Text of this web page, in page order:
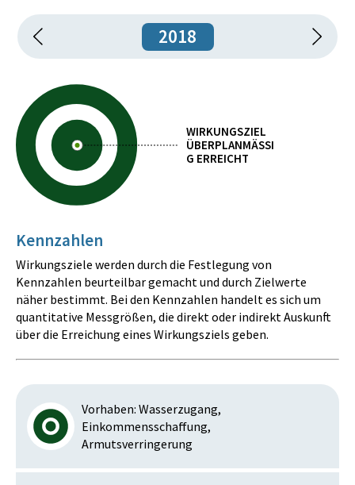
2018
WIRKUNGSZIEL
ÜBERPLANMÄSSIG
ERREICHT
Kennzahlen
Wirkungsziele werden durch die Festlegung von
Kennzahlen beurteilbar gemacht und durch Zielwerte
näher bestimmt. Bei den Kennzahlen handelt es sich um
quantitative Messgrößen, die direkt oder indirekt Auskunft
über die Erreichung eines Wirkungsziels geben.
Vorhaben: Wasserzugang,
Einkommensschaffung,
Armutsverringerung